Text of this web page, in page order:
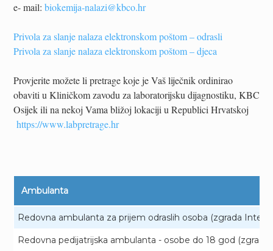
e- mail: biokemija-nalazi@kbco.hr
Privola za slanje nalaza elektronskom poštom – odrasli
Privola za slanje nalaza elektronskom poštom – djeca
Provjerite možete li pretrage koje je Vaš liječnik ordinirao
obaviti u Kliničkom zavodu za laboratorijsku dijagnostiku, KBC
Osijek ili na nekoj Vama bližoj lokaciji u Republici Hrvatskoj
https://www.labpretrage.hr
Ambulanta
Redovna ambulanta za prijem odraslih osoba (zgrada
Redovna pedijatrijska ambulanta - osobe do 18 god